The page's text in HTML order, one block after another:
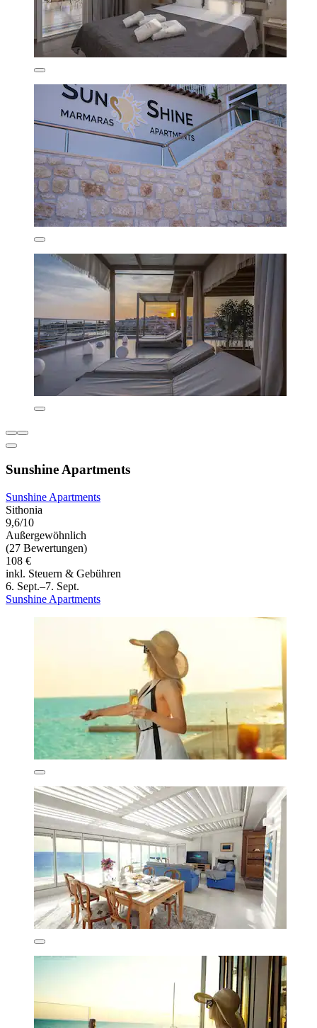
Sunshine Apartments
Sunshine Apartments
Sithonia
9,6/10
Außergewöhnlich
(27 Bewertungen)
108 €
inkl. Steuern & Gebühren
6. Sept.–7. Sept.
Sunshine Apartments